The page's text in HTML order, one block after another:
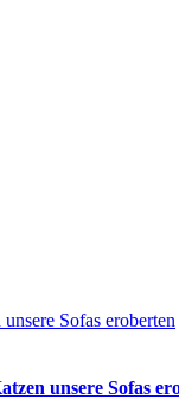
Sofas eroberten
unsere Sofas